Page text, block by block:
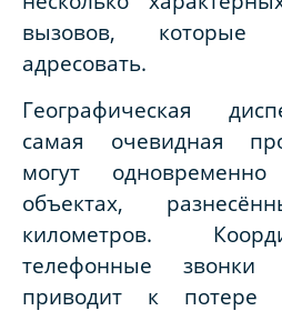
вызовов,
адресовать.
Географическая
самая очевидная
могут
объектах,
километров.
телефонные
приводит к потере